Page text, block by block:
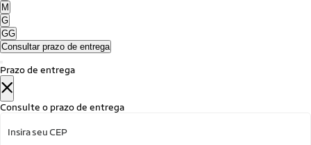
M
G
GG
Consultar prazo de entrega
Prazo de entrega
Consulte o prazo de entrega
Insira seu CEP